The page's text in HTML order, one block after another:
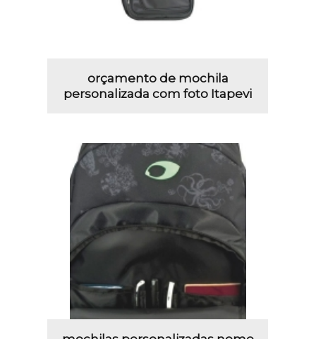
orçamento de mochila
personalizada com foto Itapevi